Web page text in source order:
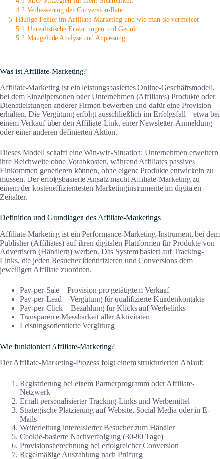
4.2 Verbesserung der Conversion-Rate
5 Häufige Fehler im Affiliate-Marketing und wie man sie vermeidet
5.1 Unrealistische Erwartungen und Geduld
5.2 Mangelnde Analyse und Anpassung
Was ist Affiliate-Marketing?
Affiliate-Marketing ist ein leistungsbasiertes Online-Geschäftsmodell,
bei dem Einzelpersonen oder Unternehmen (Affiliates) Produkte oder
Dienstleistungen anderer Firmen bewerben und dafür eine Provision
erhalten. Die Vergütung erfolgt ausschließlich im Erfolgsfall – etwa bei
einem Verkauf über den Affiliate-Link, einer Newsletter-Anmeldung
oder einer anderen definierten Aktion.
Dieses Modell schafft eine Win-win-Situation: Unternehmen erweitern
ihre Reichweite ohne Vorabkosten, während Affiliates passives
Einkommen generieren können, ohne eigene Produkte entwickeln zu
müssen. Der erfolgsbasierte Ansatz macht Affiliate-Marketing zu
einem der kosteneffizientesten Marketinginstrumente im digitalen
Zeitalter.
Definition und Grundlagen des Affiliate-Marketings
Affiliate-Marketing ist ein Performance-Marketing-Instrument, bei dem
Publisher (Affiliates) auf ihren digitalen Plattformen für Produkte von
Advertisern (Händlern) werben. Das System basiert auf Tracking-
Links, die jeden Besucher identifizieren und Conversions dem
jeweiligen Affiliate zuordnen.
Pay-per-Sale – Provision pro getätigtem Verkauf
Pay-per-Lead – Vergütung für qualifizierte Kundenkontakte
Pay-per-Click – Bezahlung für Klicks auf Werbelinks
Transparente Messbarkeit aller Aktivitäten
Leistungsorientierte Vergütung
Wie funktioniert Affiliate-Marketing?
Der Affiliate-Marketing-Prozess folgt einem strukturierten Ablauf:
Registrierung bei einem Partnerprogramm oder Affiliate-
Netzwerk
Erhalt personalisierter Tracking-Links und Werbemittel
Strategische Platzierung auf Website, Social Media oder in E-
Mails
Weiterleitung interessierter Besucher zum Händler
Cookie-basierte Nachverfolgung (30-90 Tage)
Provisionsberechnung bei erfolgreicher Conversion
Regelmäßige Auszahlung nach Prüfung